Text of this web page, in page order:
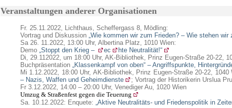
Veranstaltungen anderer Organisationen
Fr. 25.11.2022, Lichthaus, Scheffergass 8, Mödling:
Vortrag und Diskussion Wie kommen wir zum Frieden? – Wie stehen wir
Sa 26. 11.2022, 13:00 Uhr, Albertina Platz, 1010 Wien:
Demo „Stoppt den Krieg – ec
hte Neutralität!“
Di, 29.112022, um 18:00 Uhr, AK-Bibliothek, Prinz Eugen-Straße 20-22,
Buchpräsentation „Klassenkampf von oben“ – Angriffspunkte,
Mi 1.12.2022, 18:00 Uhr, AK-Bibliothek, Prinz Eugen-Straße 20-22, 1040
– Nazis, Waffen und Geheimdienste
; Vortrag der Historikerin Urslua
Fr 3.12.2022, 14:00 – 20:00 Uhr, Venediger Au, 1020 Wien
Umzug & Straßenfest gegen die Teuerung
Sa. 10.12.2022: Enquete: „Aktive Neutralitäts- und Friedenspolitik in